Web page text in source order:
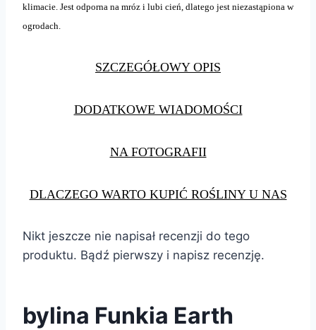
klimacie. Jest odporna na mróz i lubi cień, dlatego jest niezastąpiona w
ogrodach.
SZCZEGÓŁOWY OPIS
DODATKOWE WIADOMOŚCI
NA FOTOGRAFII
DLACZEGO WARTO KUPIĆ ROŚLINY U NAS
Nikt jeszcze nie napisał recenzji do tego
produktu. Bądź pierwszy i napisz recenzję.
bylina Funkia Earth